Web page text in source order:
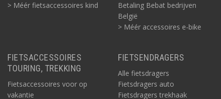
> Méér fietsaccessoires kind
Betaling Bebat bedrijven
België
> Méér accessoires e-bike
FIETSACCESSOIRES
TOURING, TREKKING
Fietsaccessoires voor op
vakantie
FIETSENDRAGERS
Alle fietsdragers
Fietsdragers auto
Fietsdragers trekhaak